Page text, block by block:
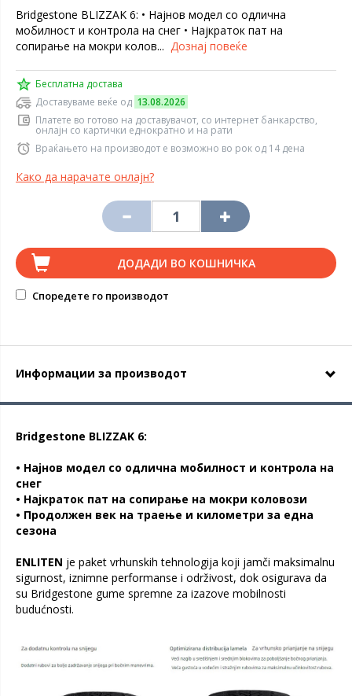
Bridgestone BLIZZAK 6: • Најнов модел со одлична
мобилност и контрола на снег • Најкраток пат на
сопирање на мокри колов... Дознај повеќе
Бесплатна достава
Доставуваме веќе од 13.08.2026
Платете во готово на доставувачот, со интернет банкарство,
онлајн со картички еднократно и на рати
Враќањето на производот е возможно во рок од 14 дена
Како да нарачате онлајн?
ДОДАДИ ВО КОШНИЧКА
Споредете го производот
Информации за производот
Bridgestone BLIZZAK 6:
• Најнов модел со одлична мобилност и контрола на
снег
• Најкраток пат на сопирање на мокри коловози
• Продолжен век на траење и километри за една
сезона
ENLITEN je paket vrhunskih tehnologija koji jamči maksimalnu
sigurnost, iznimne performanse i održivost, dok osigurava da
su Bridgestone gume spremne za izazove mobilnosti
budućnosti.